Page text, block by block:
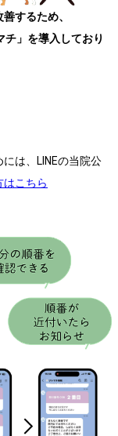
するため、
チ」を導入しており
は、LINEの当院公
はこちら